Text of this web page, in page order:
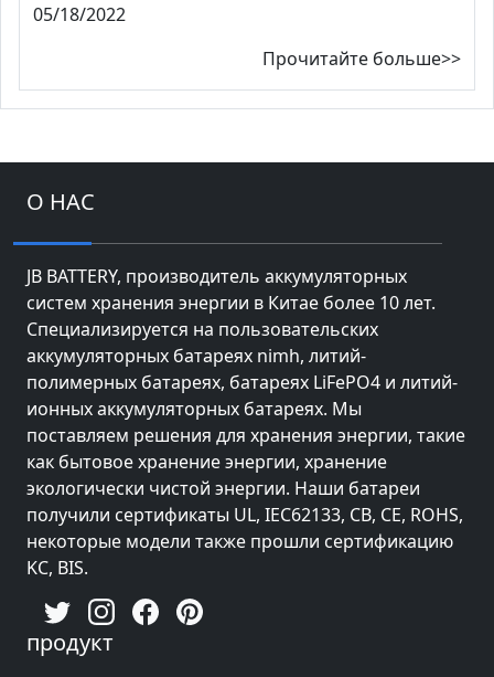
05/18/2022
Прочитайте больше>>
О НАС
JB BATTERY, производитель аккумуляторных
систем хранения энергии в Китае более 10 лет.
Специализируется на пользовательских
аккумуляторных батареях nimh, литий-
полимерных батареях, батареях LiFePO4 и литий-
ионных аккумуляторных батареях. Мы
поставляем решения для хранения энергии, такие
как бытовое хранение энергии, хранение
экологически чистой энергии. Наши батареи
получили сертификаты UL, IEC62133, CB, CE, ROHS,
некоторые модели также прошли сертификацию
KC, BIS.
продукт